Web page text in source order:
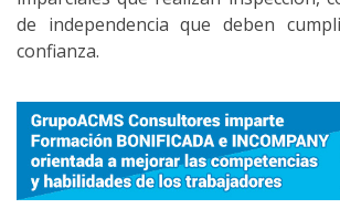
de independencia que deben
confianza.